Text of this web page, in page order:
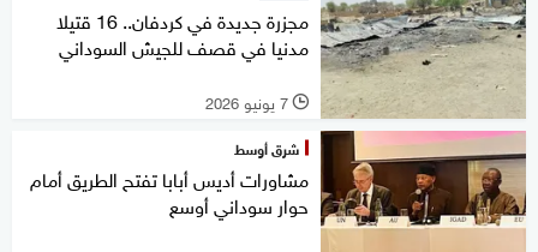
مجزرة جديدة في كردفان.. 16 قتيلا
مدنيا في قصف للجيش السوداني
l 7 يونيو 2026
شرق أوسط
مشاورات أديس أبابا تفتح الطريق أمام
حوار سوداني أوسع